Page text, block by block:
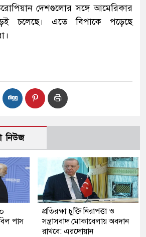
দেশগুলোর সঙ্গে আমেরিকার
চলেছে। এতে বিপাকে পড়েছে
নিউজ
পাস
প্রতিরক্ষা চুক্তি নিরাপত্তা ও
সন্ত্রাসবাদ মোকাবেলায় অবদান
রাখবে: এরদোয়ান